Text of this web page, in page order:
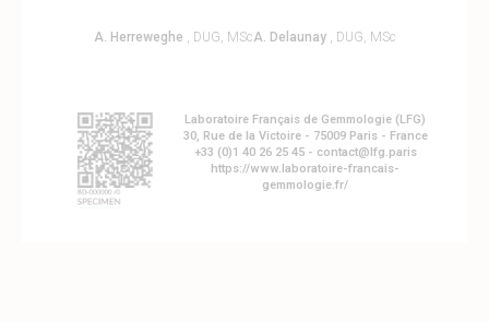
A. Herreweghe , DUG, MScA. Delaunay , DUG, MSc
Laboratoire Français de Gemmologie (LFG)
30, Rue de la Victoire - 75009 Paris - France
+33 (0)1 40 26 25 45 - contact@lfg.paris
https://www.laboratoire-francais-
gemmologie.fr/